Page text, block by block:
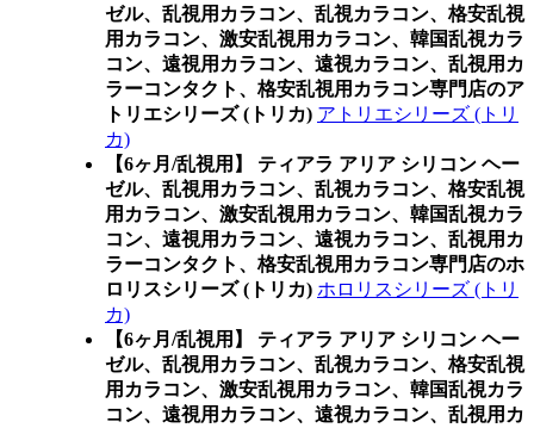
ゼル、乱視用カラコン、乱視カラコン、格安乱視
用カラコン、激安乱視用カラコン、韓国乱視カラ
コン、遠視用カラコン、遠視カラコン、乱視用カ
ラーコンタクト、格安乱視用カラコン専門店のア
トリエシリーズ (トリカ) アトリエシリーズ (トリ
カ)
【6ヶ月/乱視用】 ティアラ アリア シリコン ヘー
ゼル、乱視用カラコン、乱視カラコン、格安乱視
用カラコン、激安乱視用カラコン、韓国乱視カラ
コン、遠視用カラコン、遠視カラコン、乱視用カ
ラーコンタクト、格安乱視用カラコン専門店のホ
ロリスシリーズ (トリカ) ホロリスシリーズ (トリ
カ)
【6ヶ月/乱視用】 ティアラ アリア シリコン ヘー
ゼル、乱視用カラコン、乱視カラコン、格安乱視
用カラコン、激安乱視用カラコン、韓国乱視カラ
コン、遠視用カラコン、遠視カラコン、乱視用カ